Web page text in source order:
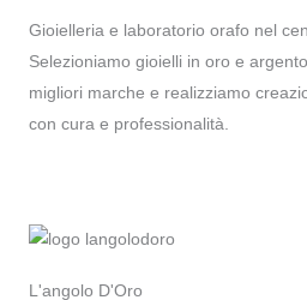
Gioielleria e laboratorio orafo nel
Selezioniamo gioielli in oro e
migliori marche e realizziamo
con cura e professionalità.
L'angolo D'Oro